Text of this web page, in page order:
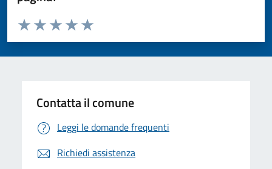
Valuta da 1 a 5 stelle la pagina
Valuta 5 stelle su 5
Valuta 4 stelle su 5
Valuta 3 stelle su 5
Valuta 2 stelle su 5
Valuta 1 stelle su 5
Contatta il comune
Leggi le domande frequenti
Richiedi assistenza